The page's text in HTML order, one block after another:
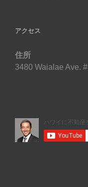
アクセス
住所
3480 Waialae Ave.